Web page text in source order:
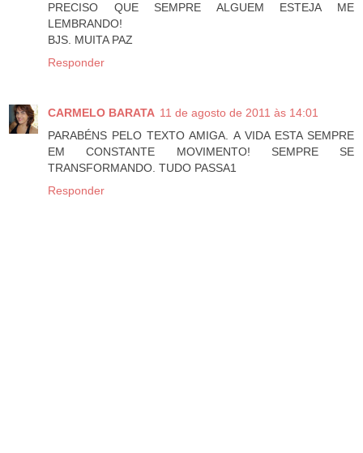
PRECISO QUE SEMPRE ALGUEM ESTEJA ME
LEMBRANDO!
BJS. MUITA PAZ
Responder
CARMELO BARATA 11 de agosto de 2011 às 14:01
PARABÉNS PELO TEXTO AMIGA. A VIDA ESTA SEMPRE
EM CONSTANTE MOVIMENTO! SEMPRE SE
TRANSFORMANDO. TUDO PASSA1
Responder